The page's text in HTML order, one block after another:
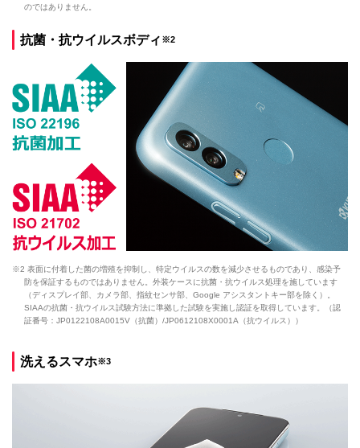
のではありません。
抗菌・抗ウイルスボディ ※2
※2 表面に付着した菌の増殖を抑制し、特定ウイルスの数を減少させるものであり、感染予
防を保証するものではありません。外装ケースに抗菌・抗ウイルス処理を施しています
（ディスプレイ部、カメラ部、指紋センサ部、Google アシスタントキー部を除く）。
SIAAの抗菌・抗ウイルス試験方法に準拠した試験を実施し認証を取得しています。（認
証番号：JP0122108A0015V（抗菌）/JP0612108X0001A（抗ウイルス））
洗えるスマホ※3